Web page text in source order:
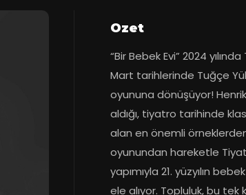
Ozet
“Bir Bebek Evi” 2024
Mart tarihlerinde Tuğçe
oyununa dönüşüyor! Henrik
aldığı, tiyatro tarihinde
alan en önemli
oyunundan hareketle
yapımıyla 21. yüzyılın
ele alıyor. Topluluk, bu